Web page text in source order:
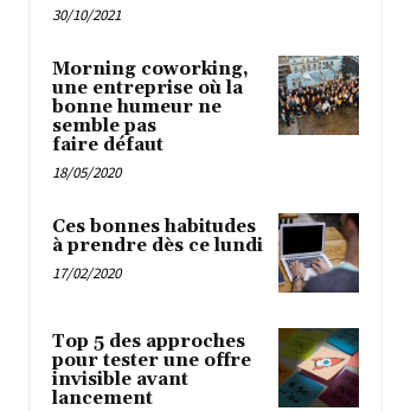
30/10/2021
Morning coworking,
une entreprise où la
bonne humeur ne
semble pas
faire défaut
18/05/2020
Ces bonnes habitudes
à prendre dès ce lundi
17/02/2020
Top 5 des approches
pour tester une offre
invisible avant
lancement